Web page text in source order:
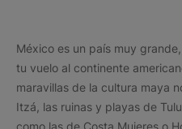
México es un país muy
tu vuelo al continente
maravillas de la cultura maya
Itzá, las ruinas y playas de
como las de Costa Mujeres o